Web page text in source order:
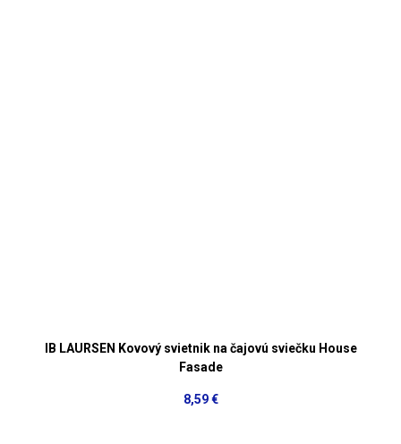
IB LAURSEN Kovový svietnik na čajovú sviečku House
Fasade
8,59 €